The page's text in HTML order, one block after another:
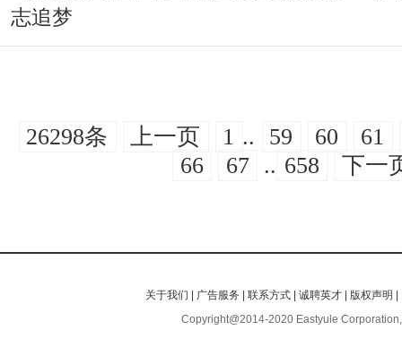
志追梦
26298条 上一页 1 .. 59 60
61
66
67 .. 658 下一
关于我们 广告服务 |联系方式 |诚聘英才 版权声明
Copyright@2014-2020 Eastyule